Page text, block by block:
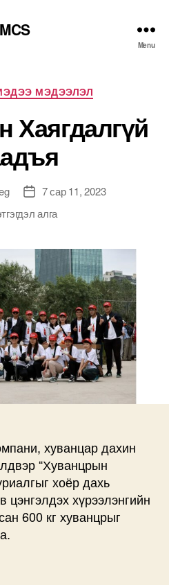
MCS
Menu
Categories
МЭДЭЭЛЭЛ
Хаягдалгүй
Post7 сар 11, 2023
алга
хуванцар дахин
“Хуванцрын
хоёр дахь
хүрээлэнгийн
600 кг хуванцрыг